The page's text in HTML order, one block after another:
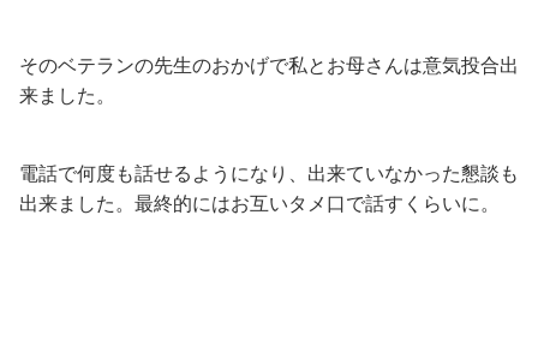
そのベテランの先生のおかげで私とお母さんは意気投合出
来ました。
電話で何度も話せるようになり、出来ていなかった懇談も
出来ました。最終的にはお互いタメ口で話すくらいに。